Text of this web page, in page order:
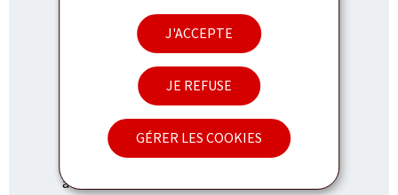
J'ACCEPTE
JE REFUSE
GÉRER LES COOKIES
1, op der KoppL-5544Remich
Luxembourg
(+352) 2846-2200
srrm@pch.etat.lu
Heures d'ouverture: de 8h à 11h30 et de 13h30
à 16h